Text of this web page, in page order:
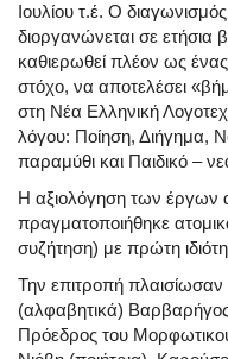
Ιουλίου τ.έ. Ο
διοργανώνεται σε ετήσια
καθιερωθεί πλέον ως
στόχο, να αποτελέσει
στη Νέα Ελληνική
λόγου: Ποίηση, Διήγημα,
παραμύθι και Παιδικό –
Η αξιολόγηση των έργων
πραγματοποιήθηκε
συζήτηση) με πρώτη
Την επιτροπή πλαισίωσαν
(αλφαβητικά)
Πρόεδρος του